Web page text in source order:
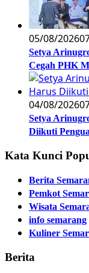
05/08/2026
Setya
Cegah PHK
04/08/2026
Setya
Diikuti
Kata Kunci
Berita
Pemkot
Wisata
info semarang
Kuliner
Berita